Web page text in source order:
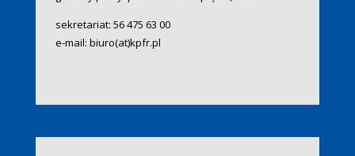
sekretariat: 56 475 63 00
e-mail: biuro(at)kpfr.pl